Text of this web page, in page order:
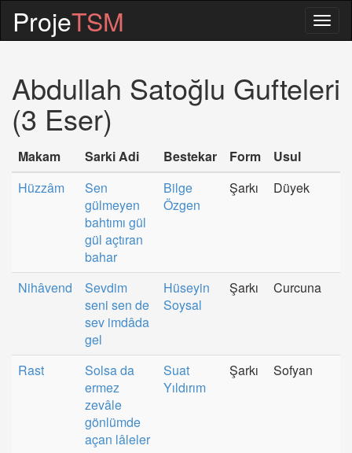
ProjeTSM
Abdullah Satoğlu Gufteleri
(3 Eser)
Makam Sarki Adi Bestekar Form
Usul
Hüzzâm
Sen
gülmeyen
bahtımı gül
gül açtıran
bahar
Bilge
Özgen
Şarkı Düyek
Nihâvend
Sevdim
seni sen de
sev imdâda
gel
Hüseyin
Soysal
Şarkı Curcuna
Rast
Solsa da
ermez
zevâle
gönlümde
açan lâleler
Suat
Yıldırım
Şarkı Sofyan